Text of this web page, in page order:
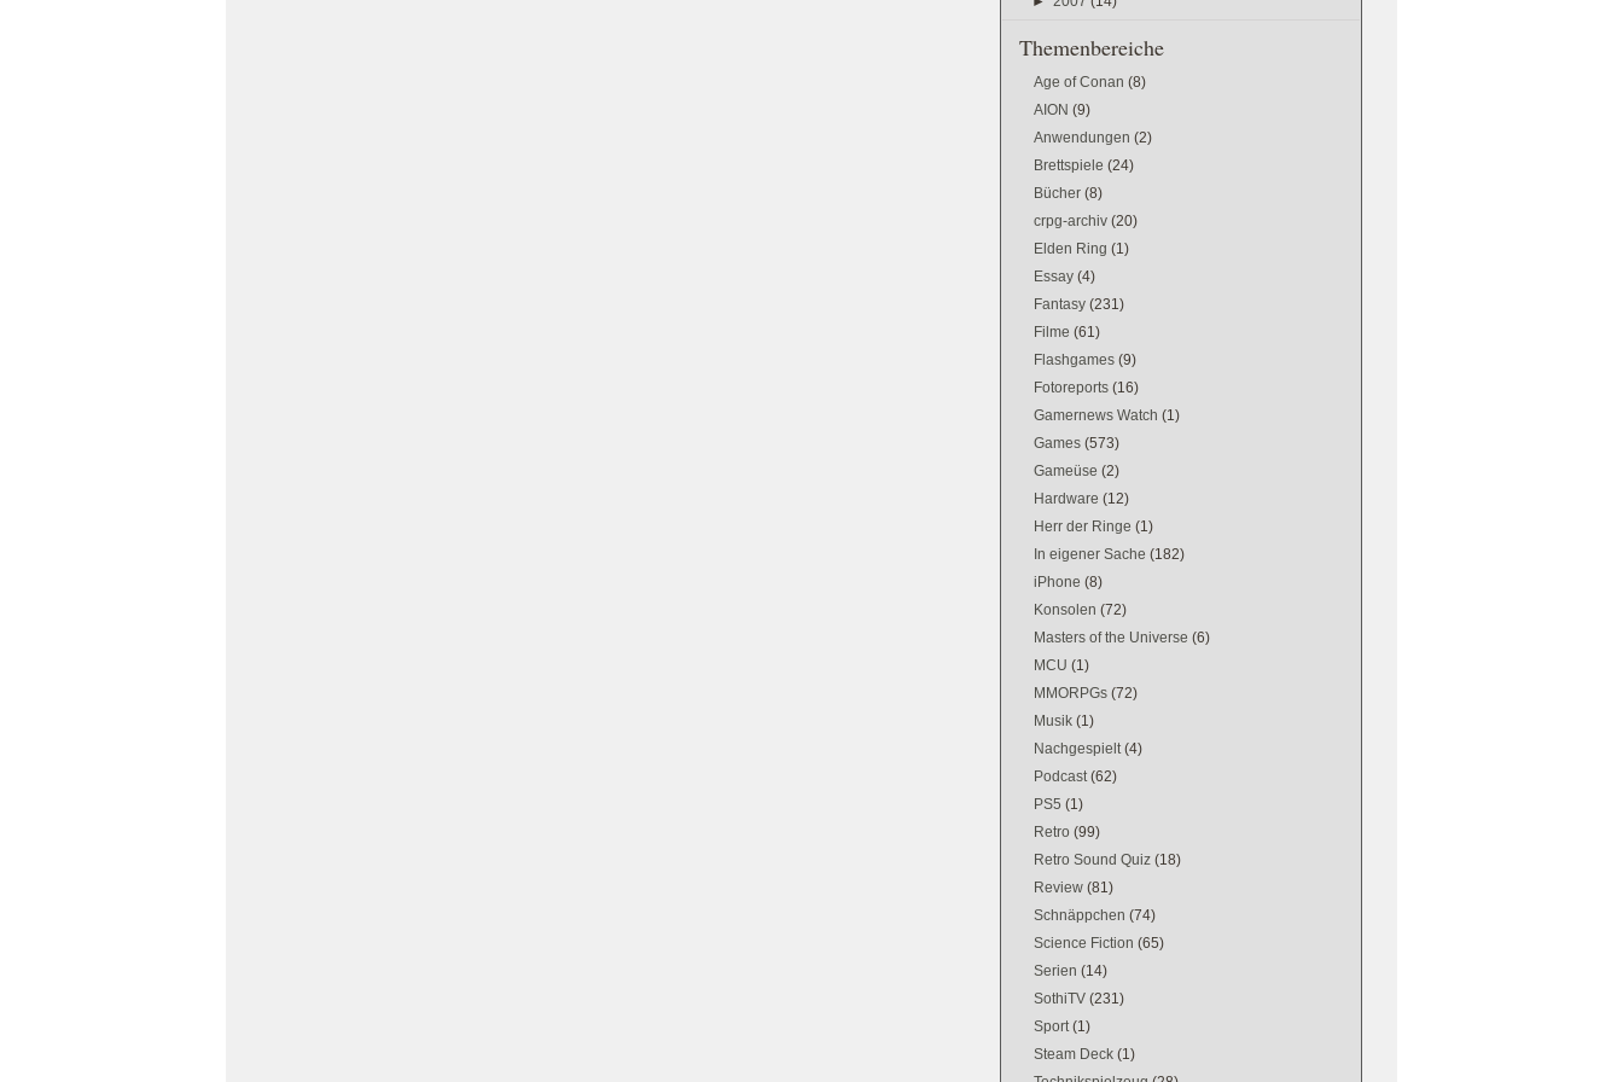
Themenbereiche
Age of Conan (8)
AION (9)
Anwendungen (2)
Brettspiele (24)
Bücher (8)
crpg-archiv (20)
Elden Ring (1)
Essay (4)
Fantasy (231)
Filme (61)
Flashgames (9)
Fotoreports (16)
Gamernews Watch (1)
Games (573)
Gameüse (2)
Hardware (12)
Herr der Ringe (1)
In eigener Sache (182)
iPhone (8)
Konsolen (72)
Masters of the Universe (6)
MCU (1)
MMORPGs (72)
Musik (1)
Nachgespielt (4)
Podcast (62)
PS5 (1)
Retro (99)
Retro Sound Quiz (18)
Review (81)
Schnäppchen (74)
Science Fiction (65)
Serien (14)
SothiTV (231)
Sport (1)
Steam Deck (1)